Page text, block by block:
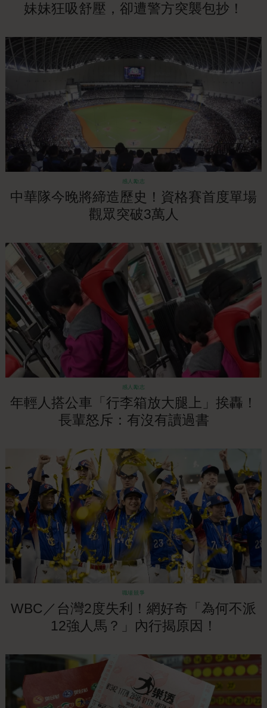
妹妹狂吸舒壓，卻遭警方突襲包抄！
感人勵志
中華隊今晚將締造歷史！資格賽首度單場
觀眾突破3萬人
感人勵志
年輕人搭公車「行李箱放大腿上」挨轟！
長輩怒斥：有沒有讀過書
職場競爭
WBC／台灣2度失利！網好奇「為何不派
12強人馬？」內行揭原因！